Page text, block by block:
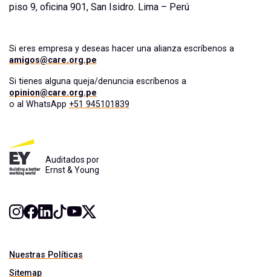
piso 9, oficina 901, San Isidro. Lima – Perú
Si eres empresa y deseas hacer una alianza escríbenos a
amigos@care.org.pe
Si tienes alguna queja/denuncia escríbenos a
opinion@care.org.pe
o al WhatsApp +51 945101839
Auditados por
Ernst & Young
Nuestras Políticas
Sitemap